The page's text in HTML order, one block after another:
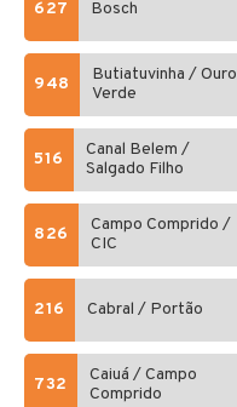
627 Bosch
948
Butiatuvinha / Ouro
Verde
516
Canal Belem /
Salgado Filho
826
Campo Comprido /
CIC
216 Cabral / Portão
732
Caiuá / Campo
Comprido